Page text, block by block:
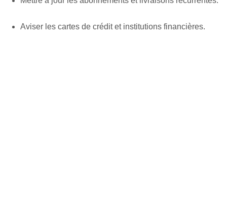
Aviser les cartes de crédit et institutions financières.